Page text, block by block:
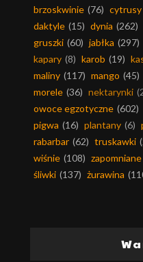
brzoskwinie (76) cytrusy
daktyle (15) dynia (262)
gruszki (60) jabłka (297)
kapary (8) karob (19)
maliny (117) mango (45)
morele (36) nektarynki
owoce egzotyczne (602)
pigwa (16) plantany (6)
rabarbar (62) truskawki
wiśnie (108)
śliwki (137) żurawina